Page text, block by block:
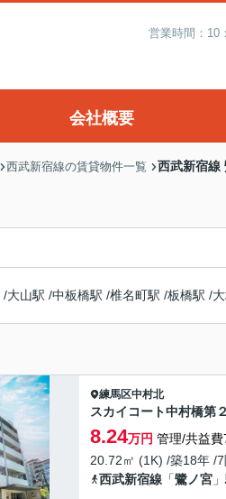
営業時間：10
会社概要
西武新宿線の賃貸物件一覧 西武新宿線
/大山駅 /中板橋駅 /椎名町駅 /板橋駅 /
練馬区中村北
スカイコート中村橋第２
8.24万円 管理/共益費
20.72㎡ (1K) /築18年 /7
西武新宿線 「鷺ノ宮